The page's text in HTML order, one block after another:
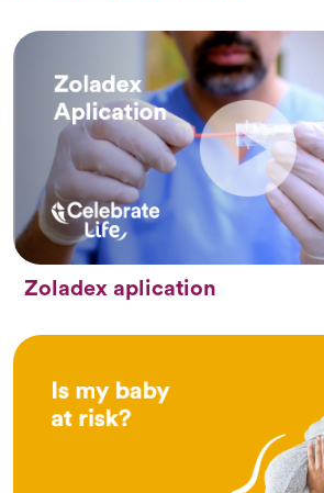
Zoladex aplication